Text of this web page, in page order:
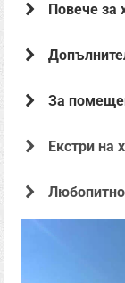
Повече за
За
Екстри на
Офертата
Любопитно